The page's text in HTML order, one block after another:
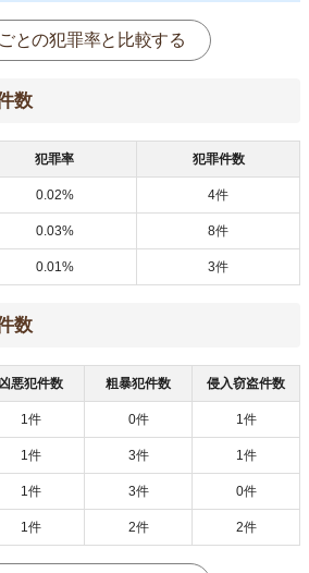
との犯罪率と比較する
数
犯罪率 犯罪件数
0.02% 4件
0.03% 8件
0.01% 3件
数
凶悪犯件数 粗暴犯件数 侵入窃盗件数
1件 0件 1件
1件 3件 1件
1件 3件 0件
1件 2件 2件